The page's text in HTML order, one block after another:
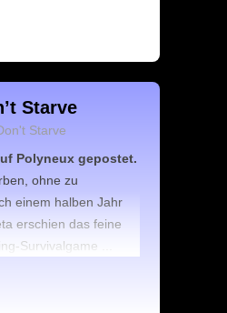
Starve
Polyneux gepostet.
ohne zu
einem halben Jahr
erschien das feine
Survivalgame ...